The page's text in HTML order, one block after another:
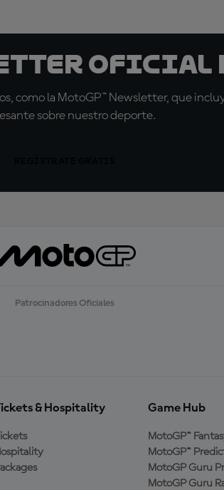
oficial
como la MotoGP™ Newsletter, que
sobre nuestro deporte.
Patrocinadores Oficiales
& Hospitality Game Hub
MotoGP™
MotoGP™
MotoGP Guru
MotoGP Guru